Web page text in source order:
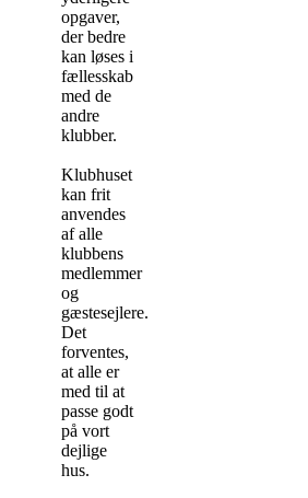
opgaver,
der bedre
kan løses i
fællesskab
med de
andre
klubber.
Klubhuset
kan frit
anvendes
af alle
klubbens
medlemmer
og
gæstesejlere.
Det
forventes,
at alle er
med til at
passe godt
på vort
dejlige
hus.